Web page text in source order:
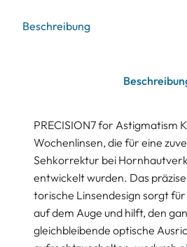
Beschreibung
PRECISION7 for Astigmatism
Wochenlinsen, die für eine
Sehkorrektur bei
entwickelt wurden. Das
torische Linsendesign sorgt
auf dem Auge und hilft, den
gleichbleibende optische